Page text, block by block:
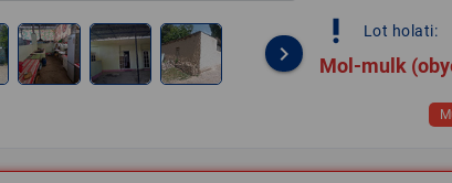
keyboard_arrow_right
priority_high Lot holati:
Mol-mulk